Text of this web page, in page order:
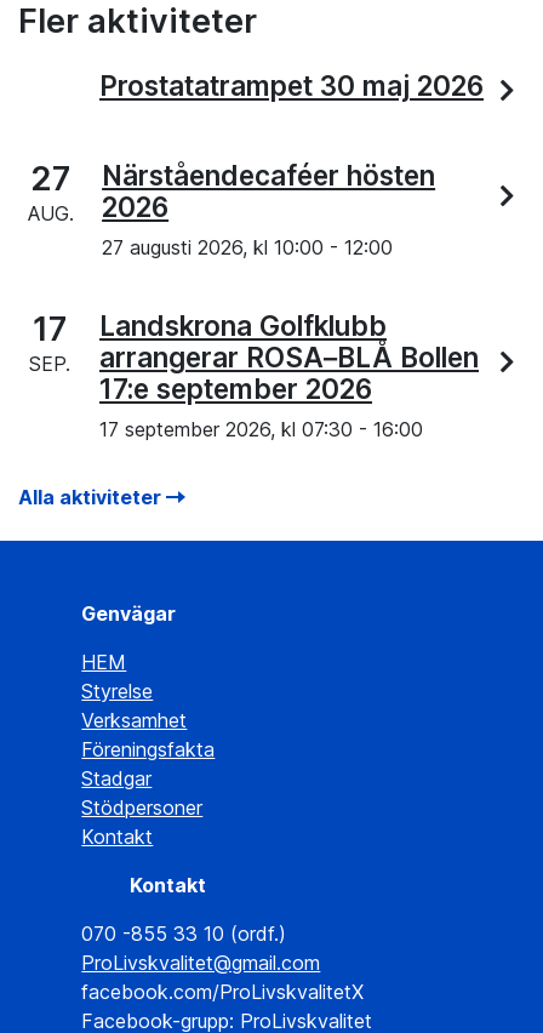
Fler aktiviteter
Prostatatrampet 30 maj 2026
27
AUG.
Närståendecaféer hösten
2026
27 augusti 2026, kl 10:00 - 12:00
17
SEP.
Landskrona Golfklubb
arrangerar ROSA–BLÅ Bollen
17:e september 2026
17 september 2026, kl 07:30 - 16:00
Alla aktiviteter
Genvägar
HEM
Styrelse
Verksamhet
Föreningsfakta
Stadgar
Stödpersoner
Kontakt
Kontakt
070 -855 33 10 (ordf.)
ProLivskvalitet@gmail.com
facebook.com/ProLivskvalitetX
Facebook-grupp: ProLivskvalitet